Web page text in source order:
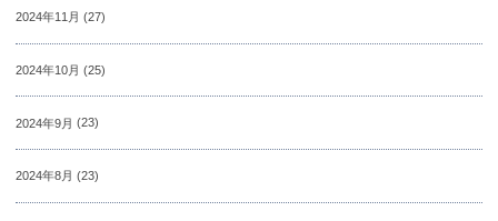
2024年11月 (27)
2024年10月 (25)
2024年9月 (23)
2024年8月 (23)